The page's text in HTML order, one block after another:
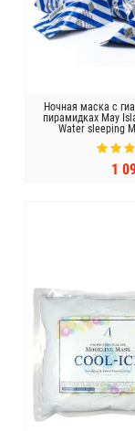
Ночная маска с
пирамидках May
Water sleeping
1